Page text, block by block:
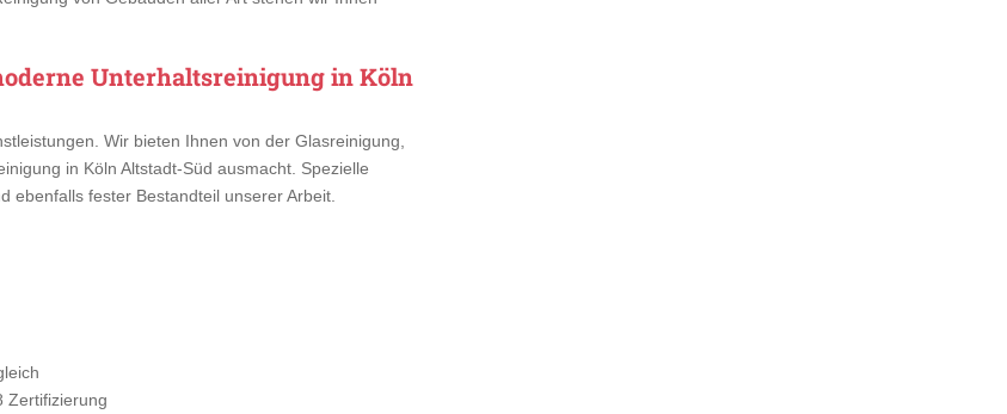
Unterhaltsreinigung in Köln
Wir bieten Ihnen von der Glasreinigung,
in Köln Altstadt-Süd ausmacht. Spezielle
ebenfalls fester Bestandteil unserer Arbeit.
Zertifizierung